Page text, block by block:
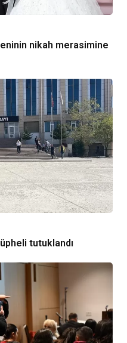
nikah merasimine
tutuklandı